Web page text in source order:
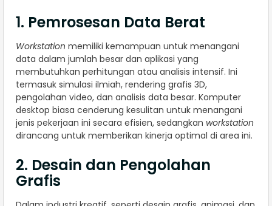
1. Pemrosesan Data Berat
Workstation memiliki kemampuan untuk menangani
data dalam jumlah besar dan aplikasi yang
membutuhkan perhitungan atau analisis intensif. Ini
termasuk simulasi ilmiah, rendering grafis 3D,
pengolahan video, dan analisis data besar. Komputer
desktop biasa cenderung kesulitan untuk menangani
jenis pekerjaan ini secara efisien, sedangkan workstation
dirancang untuk memberikan kinerja optimal di area ini.
2. Desain dan Pengolahan
Grafis